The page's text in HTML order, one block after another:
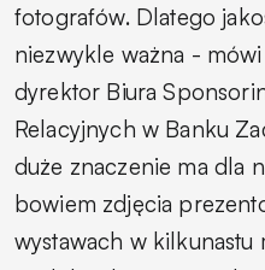
fotografów. Dlatego
niezwykle ważna - mówi
dyrektor Biura
Relacyjnych w Banku
duże znaczenie ma dla
bowiem zdjęcia
wystawach w kilkunastu